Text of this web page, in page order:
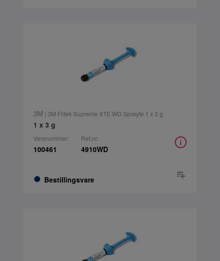
3M | 3M Filtek Supreme XTE WD Sprøyte 1 x 3 g
1 x 3 g
Varenummer:
100461
Bestillingsvare
Ref.nr:
4910WD